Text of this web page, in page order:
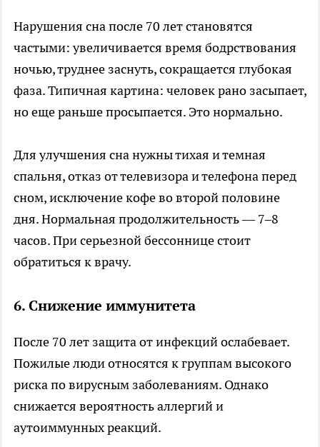
Нарушения сна после 70 лет становятся
частыми: увеличивается время бодрствования
ночью, труднее заснуть, сокращается глубокая
фаза. Типичная картина: человек рано засыпает,
но еще раньше просыпается. Это нормально.
Для улучшения сна нужны тихая и темная
спальня, отказ от телевизора и телефона перед
сном, исключение кофе во второй половине
дня. Нормальная продолжительность — 7–8
часов. При серьезной бессоннице стоит
обратиться к врачу.
6. Снижение иммунитета
После 70 лет защита от инфекций ослабевает.
Пожилые люди относятся к группам высокого
риска по вирусным заболеваниям. Однако
снижается вероятность аллергий и
аутоиммунных реакций.